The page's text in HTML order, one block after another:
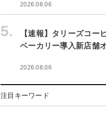
2026.08.06
5.
【速報】タリーズコー
ベーカリー導入新店舗
2026.08.06
注目キーワード